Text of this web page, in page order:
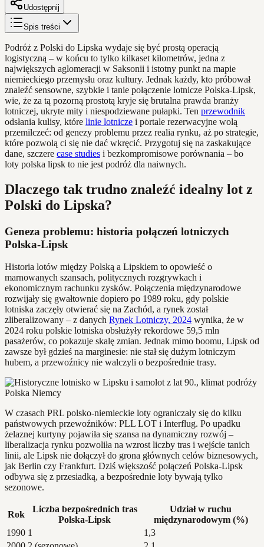
Udostępnij
Spis treści
Podróż z Polski do Lipska wydaje się być prostą operacją
logistyczną – w końcu to tylko kilkaset kilometrów, jedna z
największych aglomeracji w Saksonii i istotny punkt na mapie
niemieckiego przemysłu oraz kultury. Jednak każdy, kto próbował
znaleźć sensowne, szybkie i tanie połączenie lotnicze Polska-Lipsk,
wie, że za tą pozorną prostotą kryje się brutalna prawda branży
lotniczej, ukryte mity i niespodziewane pułapki. Ten przewodnik
odsłania kulisy, które linie lotnicze i portale rezerwacyjne wolą
przemilczeć: od genezy problemu przez realia rynku, aż po strategie,
które pozwolą ci się nie dać wkręcić. Przygotuj się na zaskakujące
dane, szczere case studies i bezkompromisowe porównania – bo
loty polska lipsk to nie jest podróż dla naiwnych.
Dlaczego tak trudno znaleźć idealny lot z
Polski do Lipska?
Geneza problemu: historia połączeń lotniczych
Polska-Lipsk
Historia lotów między Polską a Lipskiem to opowieść o
marnowanych szansach, politycznych rozgrywkach i
ekonomicznym rachunku zysków. Połączenia międzynarodowe
rozwijały się gwałtownie dopiero po 1989 roku, gdy polskie
lotniska zaczęły otwierać się na Zachód, a rynek został
zliberalizowany – z danych Rynek Lotniczy, 2024 wynika, że w
2024 roku polskie lotniska obsłużyły rekordowe 59,5 mln
pasażerów, co pokazuje skalę zmian. Jednak mimo boomu, Lipsk od
zawsze był gdzieś na marginesie: nie stał się dużym lotniczym
hubem, a przewoźnicy nie walczyli o bezpośrednie trasy.
W czasach PRL polsko-niemieckie loty ograniczały się do kilku
państwowych przewoźników: PLL LOT i Interflug. Po upadku
żelaznej kurtyny pojawiła się szansa na dynamiczny rozwój –
liberalizacja rynku pozwoliła na wzrost liczby tras i wejście tanich
linii, ale Lipsk nie dołączył do grona głównych celów biznesowych,
jak Berlin czy Frankfurt. Dziś większość połączeń Polska-Lipsk
odbywa się z przesiadką, a bezpośrednie loty bywają tylko
sezonowe.
Rok
Liczba bezpośrednich tras
Polska-Lipsk
Udział w ruchu
międzynarodowym (%)
1990 1
1,3